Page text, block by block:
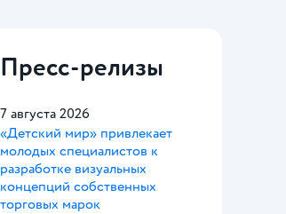
Пресс-релизы
7 августа 2026
«Детский мир» привлекает
молодых специалистов к
разработке визуальных
концепций собственных
торговых марок